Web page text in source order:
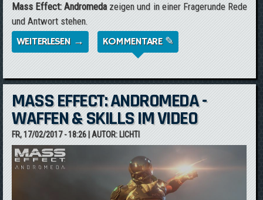
Mass Effect: Andromedazeigen und in einer Fragerunde Rede
und Antwort stehen.
WEITERLESEN → ÜBER MASS EFFECT: ANDROMEDA -
BIOWARE AUF DER PAX EAST
KOMMENTARE ✎
MASS EFFECT: ANDROMEDA -
WAFFEN & SKILLS IM VIDEO
FR, 17/02/2017 - 18:26| AUTOR: LICHTI